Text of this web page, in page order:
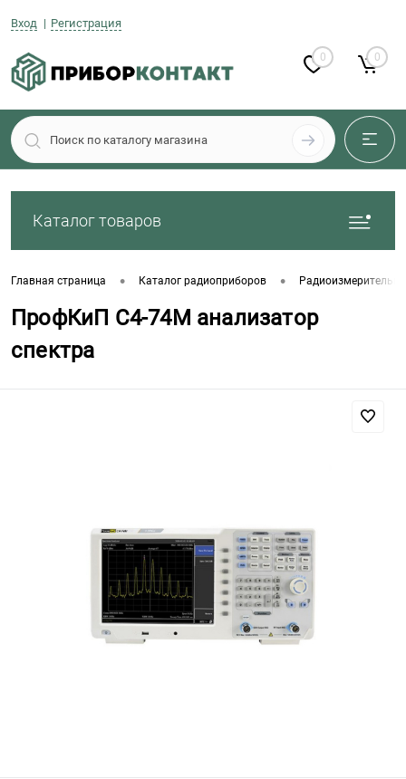
Вход Регистрация
0 0
Каталог товаров
Главная страница • Каталог радиоприборов •
ПрофКиП С4-74М анализатор
спектра